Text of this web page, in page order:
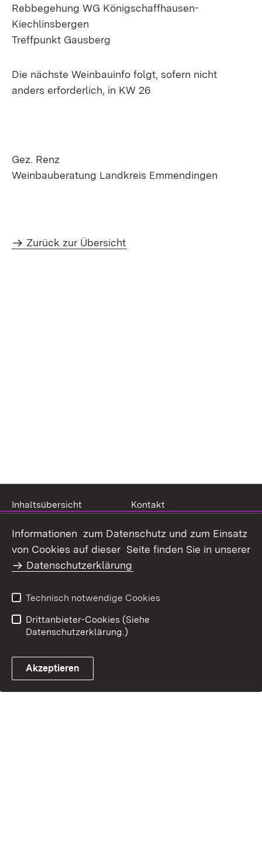
Rebbegehung WG Königschaffhausen-
Kiechlinsbergen
Treffpunkt Gausberg
Die nächste Weinbauinfo folgt, sofern nicht
anders erforderlich, in KW 26
Gez. Renz
Weinbauberatung Landkreis Emmendingen
Zurück zur Übersicht
Inhaltsübersicht
Kontakt
Barrierefreiheit
Benutzungshinweise
Impressum
Informationen zum Datenschutz und zum Einsatz
von Cookies auf dieser Seite finden Sie in unserer
Datenschutzerklärung
Technisch notwendige Cookies
Drittanbieter-Cookies (Siehe
Datenschutzerklärung.)
Akzeptieren